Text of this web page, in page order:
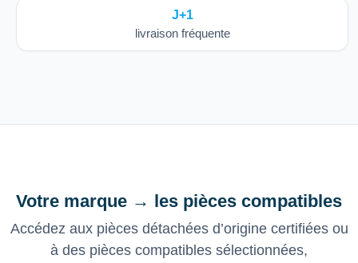
J+1
livraison fréquente
Votre marque → les pièces compatibles
Accédez aux pièces détachées d’origine certifiées ou
à des pièces compatibles sélectionnées,